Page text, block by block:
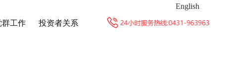
群工作 投资者关系
English